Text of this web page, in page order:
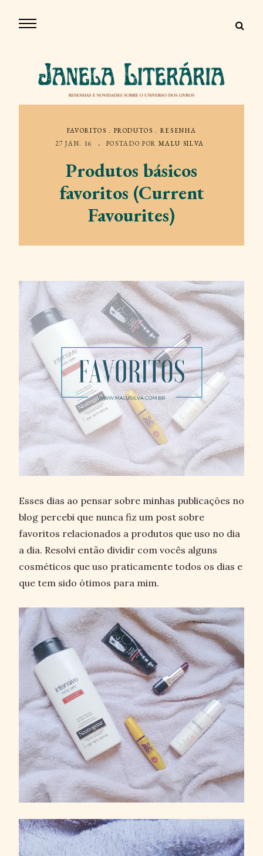
FAVORITOS . PRODUTOS . RESENHA
27 JAN. 16
POSTADO POR MALU SILVA
Produtos básicos
favoritos (Current
Favourites)
Esses dias ao pensar sobre minhas publicações no
blog percebi que nunca fiz um post sobre
favoritos relacionados a produtos que uso no dia
a dia. Resolvi então dividir com vocês alguns
cosméticos que uso praticamente todos os dias e
que tem sido ótimos para mim.